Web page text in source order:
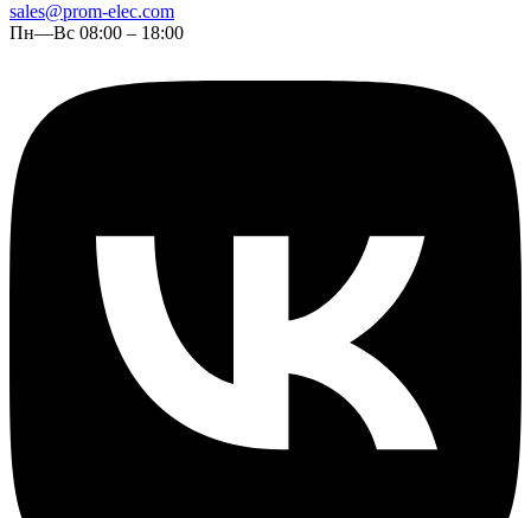
sales@prom-elec.com
Пн—Вс 08:00 – 18:00